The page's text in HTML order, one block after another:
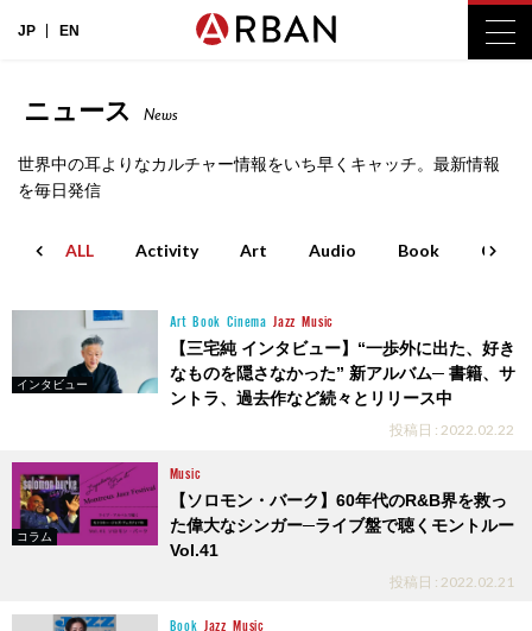
JP EN
ニュース News
世界中の耳よりなカルチャー情報をいち早くキャッチ。最新情報
を毎日発信
ALL Activity Art Audio Book
インタビュー
Art Book Cinema Jazz Music
【三宅純 インタビュー】“一歩外に出た、好き
なものを隠さなかった” 新アルバム─ 書籍、サ
ントラ、過去作など続々とリリース中
投稿日 : 2022.02.22
コラム
Music
【ソロモン・バーク】60年代のR&B界を救っ
た偉大なシンガー─ライブ盤で聴くモントルー
Vol.41
投稿日 : 2022.02.21
Book Jazz Music